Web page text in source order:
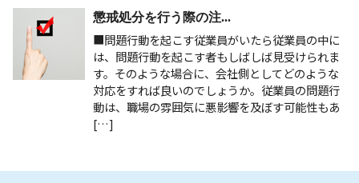
懲戒処分を行う際の注...
■問題行動を起こす従業員がいたら従業員の中に
は、問題行動を起こす者もしばしば見受けられま
す。そのような場合に、会社側としてどのような
対応をすれば良いのでしょうか。従業員の問題行
動は、職場の雰囲気に悪影響を及ぼす可能性もあ
[…]